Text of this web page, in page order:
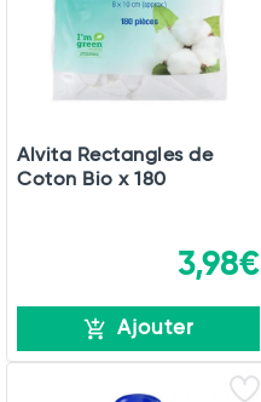
Alvita Rectangles de
Coton Bio x 180
3,98€
Ajouter